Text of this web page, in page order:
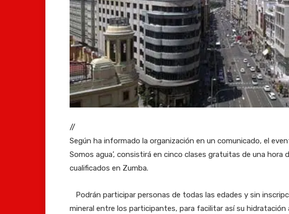
//
Según ha informado la organización en un comunicado, el
Somos agua’, consistirá en cinco clases gratuitas de una
cualificados en Zumba.
Podrán participar personas de todas las edades y sin
mineral entre los participantes, para facilitar así su